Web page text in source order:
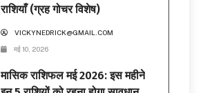
राशियाँ (ग्रह गोचर विशेष)
VICKYNEDRICK@GMAIL.COM
मई 10, 2026
मासिक राशिफल मई 2026: इस महीने